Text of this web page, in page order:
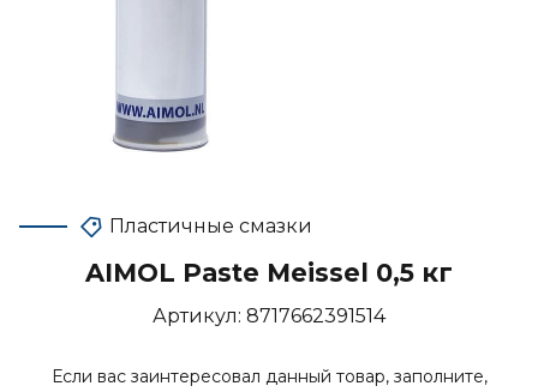
Пластичные смазки
AIMOL Paste Meissel 0,5 кг
Артикул: 8717662391514
Если вас заинтересовал данный товар, заполните,